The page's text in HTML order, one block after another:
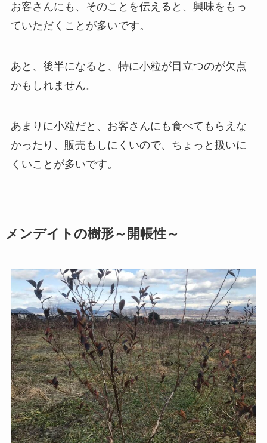
お客さんにも、そのことを伝えると、興味をもっ
ていただくことが多いです。
あと、後半になると、特に小粒が目立つのが欠点
かもしれません。
あまりに小粒だと、お客さんにも食べてもらえな
かったり、販売もしにくいので、ちょっと扱いに
くいことが多いです。
メンデイトの樹形～開帳性～